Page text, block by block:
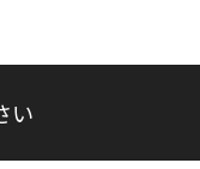
い